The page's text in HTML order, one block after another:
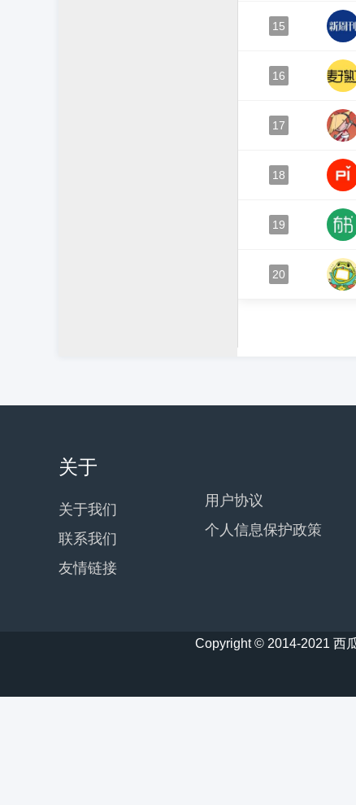
15
16
17
18
19
20
关于
关于我们
联系我们
友情链接
用户协议
个人信息保护政策
Copyright © 2014-2021 西